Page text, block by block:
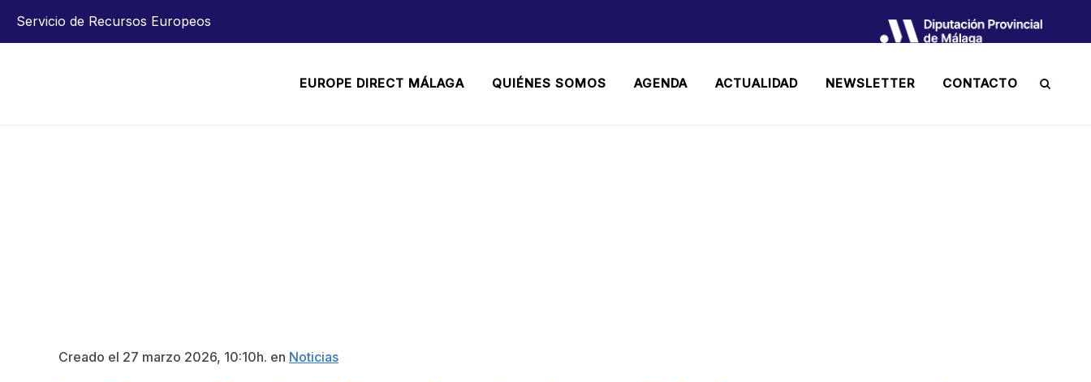
Servicio de Recursos Europeos
EUROPE DIRECT MÁLAGA QUIÉNES SOMOS AGENDA ACTUALIDAD NEWSLETTER CONTACTO
Creado el 27 marzo 2026, 10:10h. en Noticias